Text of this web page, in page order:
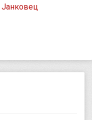
Јанковец